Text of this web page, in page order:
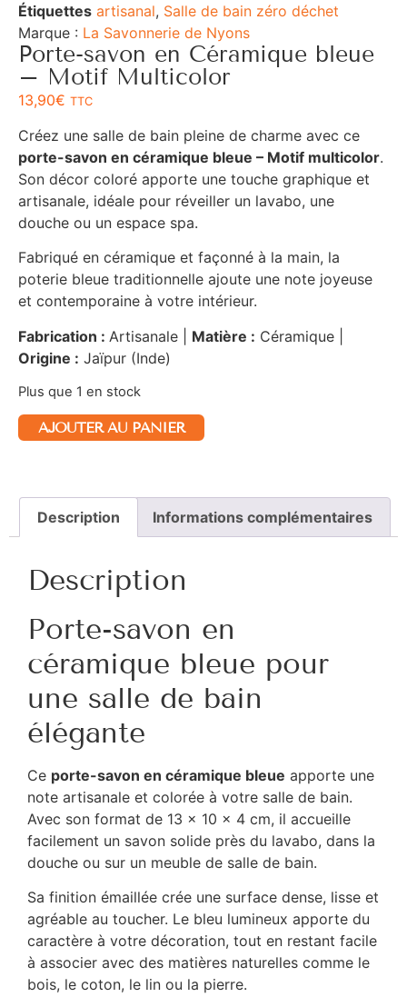
Étiquettes artisanal, Salle de bain zéro déchet
Marque : La Savonnerie de Nyons
Porte-savon en Céramique bleue
– Motif Multicolor
13,90€ TTC
Créez une salle de bain pleine de charme avec ce
porte-savon en céramique bleue – Motif multicolor.
Son décor coloré apporte une touche graphique et
artisanale, idéale pour réveiller un lavabo, une
douche ou un espace spa.
Fabriqué en céramique et façonné à la main, la
poterie bleue traditionnelle ajoute une note joyeuse
et contemporaine à votre intérieur.
Fabrication : Artisanale | Matière : Céramique |
Origine : Jaïpur (Inde)
Plus que 1 en stock
AJOUTER AU PANIER
Description Informations complémentaires
Description
Porte-savon en
céramique bleue pour
une salle de bain
élégante
Ce porte-savon en céramique bleue apporte une
note artisanale et colorée à votre salle de bain.
Avec son format de 13 x 10 x 4 cm, il accueille
facilement un savon solide près du lavabo, dans la
douche ou sur un meuble de salle de bain.
Sa finition émaillée crée une surface dense, lisse et
agréable au toucher. Le bleu lumineux apporte du
caractère à votre décoration, tout en restant facile
à associer avec des matières naturelles comme le
bois, le coton, le lin ou la pierre.